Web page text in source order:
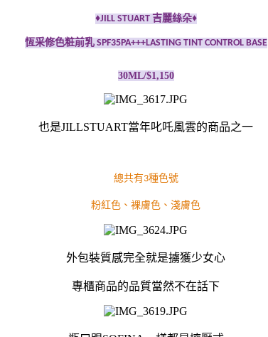
♦JILL STUART 吉麗絲朵♦
恆采修色粧前乳 SPF35PA+++LASTING TINT CONTROL BASE
30ML/$1,150
也是JILLSTUART當年叱吒風雲的商品之一
總共有3種色號
粉紅色、裸膚色、淺膚色
外包裝質感完全就是擄獲少女心
專櫃商品的品質當然不在話下